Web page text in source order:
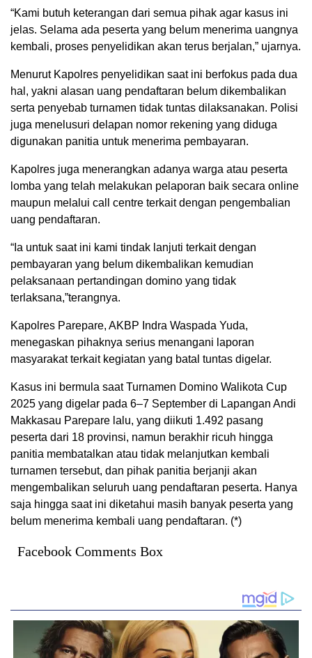
“Kami butuh keterangan dari semua pihak agar kasus ini
jelas. Selama ada peserta yang belum menerima uangnya
kembali, proses penyelidikan akan terus berjalan,” ujarnya.
Menurut Kapolres penyelidikan saat ini berfokus pada dua
hal, yakni alasan uang pendaftaran belum dikembalikan
serta penyebab turnamen tidak tuntas dilaksanakan. Polisi
juga menelusuri delapan nomor rekening yang diduga
digunakan panitia untuk menerima pembayaran.
Kapolres juga menerangkan adanya warga atau peserta
lomba yang telah melakukan pelaporan baik secara online
maupun melalui call centre terkait dengan pengembalian
uang pendaftaran.
“Ia untuk saat ini kami tindak lanjuti terkait dengan
pembayaran yang belum dikembalikan kemudian
pelaksanaan pertandingan domino yang tidak
terlaksana,”terangnya.
Kapolres Parepare, AKBP Indra Waspada Yuda,
menegaskan pihaknya serius menangani laporan
masyarakat terkait kegiatan yang batal tuntas digelar.
Kasus ini bermula saat Turnamen Domino Walikota Cup
2025 yang digelar pada 6–7 September di Lapangan Andi
Makkasau Parepare lalu, yang diikuti 1.492 pasang
peserta dari 18 provinsi, namun berakhir ricuh hingga
panitia membatalkan atau tidak melanjutkan kembali
turnamen tersebut, dan pihak panitia berjanji akan
mengembalikan seluruh uang pendaftaran peserta. Hanya
saja hingga saat ini diketahui masih banyak peserta yang
belum menerima kembali uang pendaftaran. (*)
Facebook Comments Box